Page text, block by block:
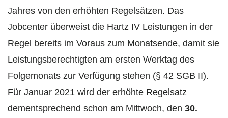
Jahres von den erhöhten Regelsätzen. Das
Jobcenter überweist die Hartz IV Leistungen in der
Regel bereits im Voraus zum Monatsende, damit sie
Leistungsberechtigten am ersten Werktag des
Folgemonats zur Verfügung stehen (§ 42 SGB II).
Für Januar 2021 wird der erhöhte Regelsatz
dementsprechend schon am Mittwoch, den 30.